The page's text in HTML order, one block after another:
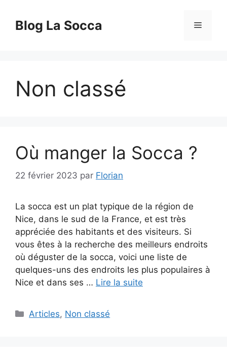
contenuBlog La Socca Menu
Non classé
Où manger la Socca ?
22 février 2023 par Florian
La socca est un plat typique de la région de
Nice, dans le sud de la France, et est très
appréciée des habitants et des visiteurs. Si
vous êtes à la recherche des meilleurs endroits
où déguster de la socca, voici une liste de
quelques-uns des endroits les plus populaires à
Nice et dans ses … Lire la suite
Catégories
Articles, Non classé